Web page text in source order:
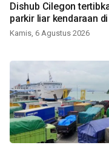
Dishub Cilegon
parkir liar kendaraan
Kamis, 6 Agustus 2026